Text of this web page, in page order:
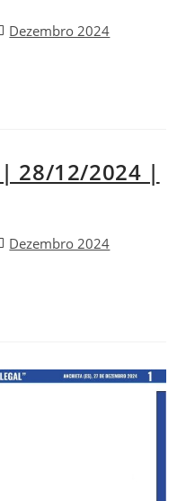
Dezembro 2024
28/12/2024 |
Dezembro 2024